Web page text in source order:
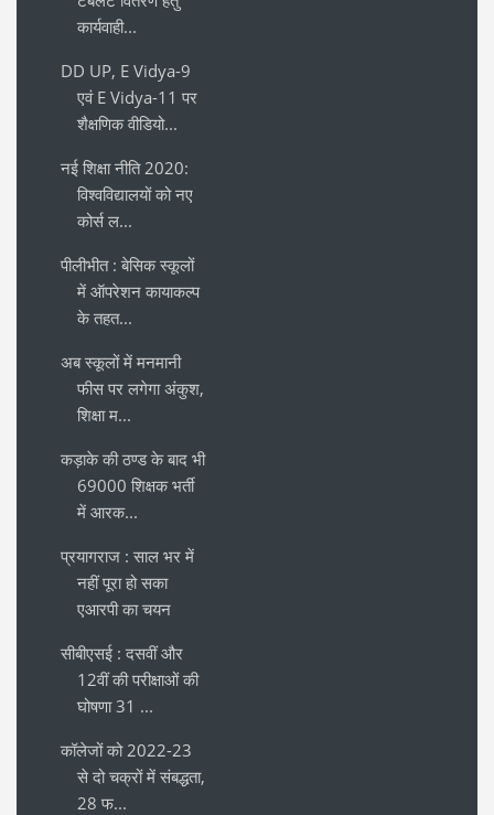
कार्यवाही...
DD UP, E Vidya-9
एवं E Vidya-11 पर
शैक्षणिक वीडियो...
नई शिक्षा नीति 2020:
विश्वविद्यालयों को नए
कोर्स ल...
पीलीभीत : बेसिक स्कूलों
में ऑपरेशन कायाकल्प
के तहत...
अब स्कूलों में मनमानी
फीस पर लगेगा अंकुश,
शिक्षा म...
कड़ाके की ठण्ड के बाद भी
69000 शिक्षक भर्ती
में आरक...
प्रयागराज : साल भर में
नहीं पूरा हो सका
एआरपी का चयन
सीबीएसई : दसवीं और
12वीं की परीक्षाओं की
घोषणा 31 ...
कॉलेजों को 2022-23
से दो चक्रों में संबद्धता,
28 फ...